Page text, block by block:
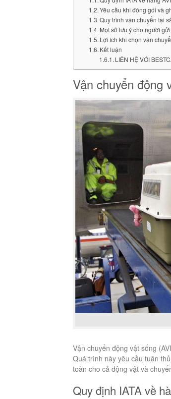
Yêu cầu khi đóng gói và
Quy trình vận chuyển tại
Một số lưu ý cho người gửi
Lợi ích khi chọn vận
Kết luận
LIÊN HỆ VỚI
Vận chuyển động
Vận chuyển động vật sống
Quá trình này yêu cầu tuân
toàn cho cả động vật và
Quy định IATA về